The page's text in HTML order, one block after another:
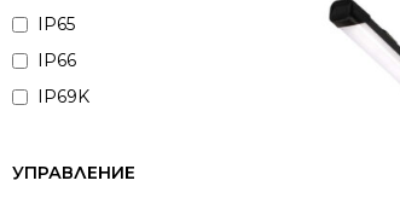
IP65
IP66
IP69K
УПРАВЛЕНИЕ